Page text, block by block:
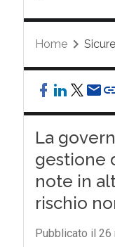
Home
La
gestione
note in
rischio
Pubblicato il 26